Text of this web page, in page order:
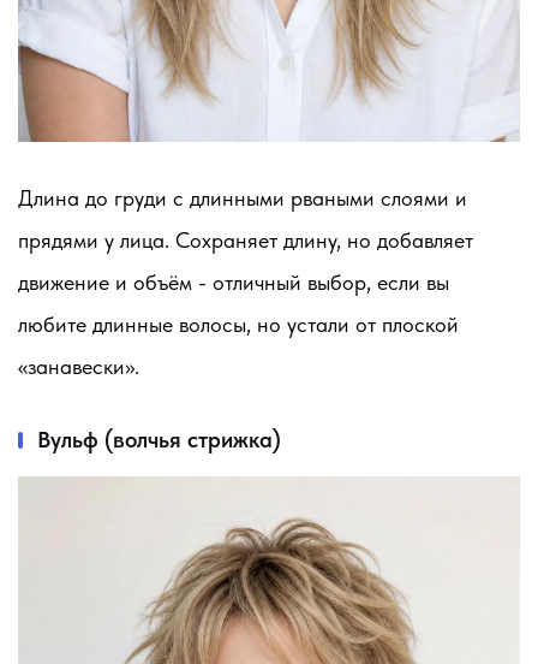
Длина до груди с длинными рваными слоями и
прядями у лица. Сохраняет длину, но добавляет
движение и объём - отличный выбор, если вы
любите длинные волосы, но устали от плоской
«занавески».
Вульф (волчья стрижка)